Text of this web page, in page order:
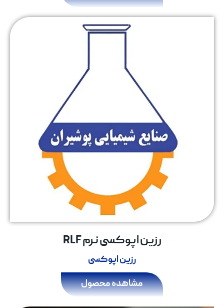
رزین اپوکسی نرم RLF
رزین اپوکسی
مشاهده محصول